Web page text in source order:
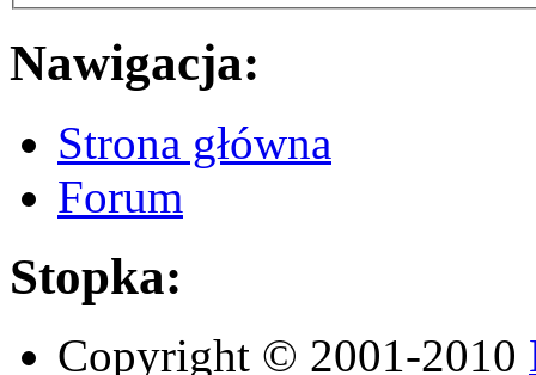
Nawigacja:
Strona główna
Forum
Stopka:
Copyright © 2001-2010